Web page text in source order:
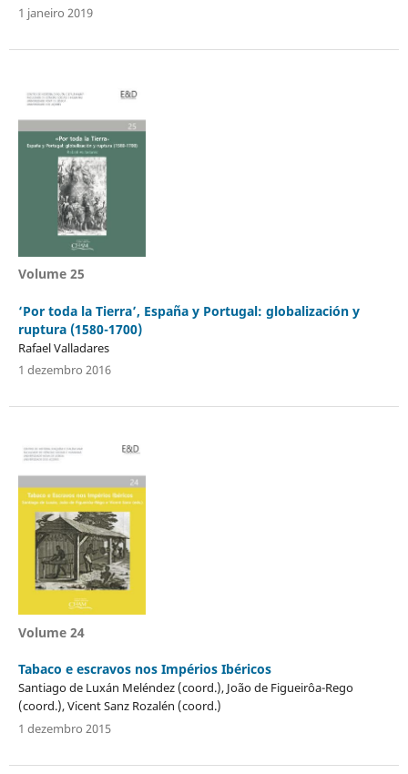
1 janeiro 2019
Volume 25
‘Por toda la Tierra’, España y Portugal: globalización y
ruptura (1580-1700)
Rafael Valladares
1 dezembro 2016
Volume 24
Tabaco e escravos nos Impérios Ibéricos
Santiago de Luxán Meléndez (coord.), João de Figueirôa-Rego
(coord.), Vicent Sanz Rozalén (coord.)
1 dezembro 2015